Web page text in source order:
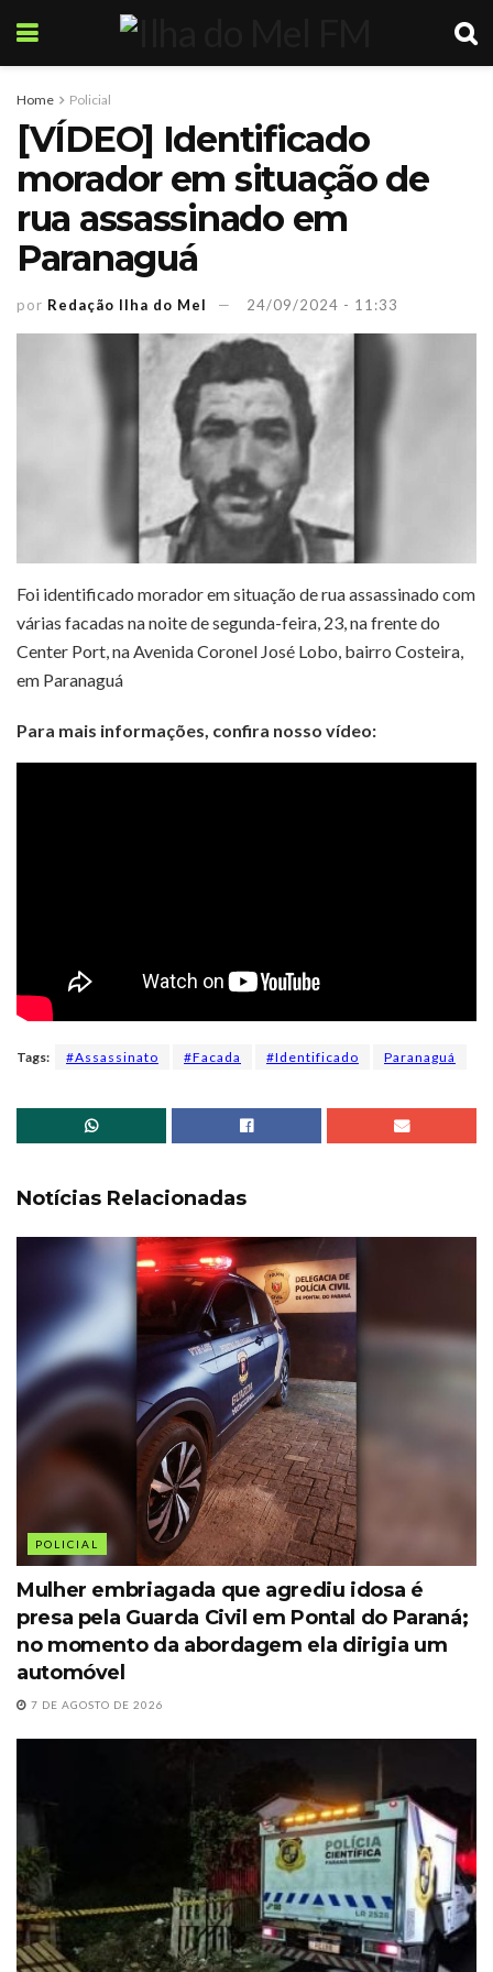
Home Policial
[VÍDEO] Identificado
morador em situação de
rua assassinado em
Paranaguá
por Redação Ilha do Mel 24/09/2024 - 11:33
Foi identificado morador em situação de rua assassinado com
várias facadas na noite de segunda-feira, 23, na frente do
Center Port, na Avenida Coronel José Lobo, bairro Costeira,
em Paranaguá
Para mais informações, confira nosso vídeo:
Tags: #Assassinato #Facada #Identificado Paranaguá
Notícias Relacionadas
POLICIAL
Mulher embriagada que agrediu idosa é
presa pela Guarda Civil em Pontal do Paraná;
no momento da abordagem ela dirigia um
automóvel
7 DE AGOSTO DE 2026